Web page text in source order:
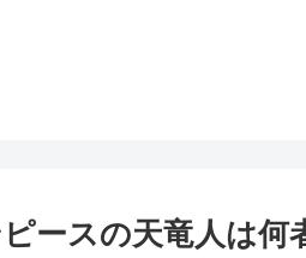
ースの天竜人は何